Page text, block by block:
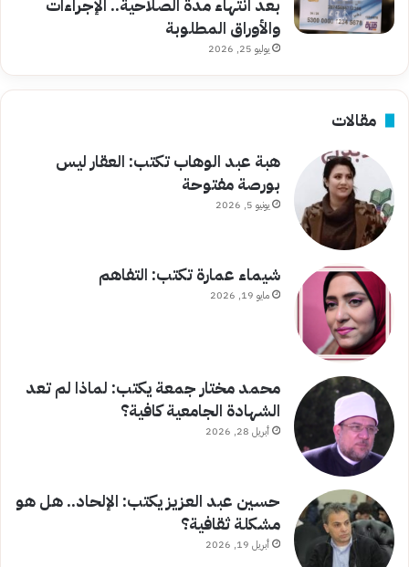
بعد انتهاء مدة الصلاحية.. الإجراءات
والأوراق المطلوبة
يوليو 25, 2026
مقالات
هبة عبد الوهاب تكتب: العقار ليس
بورصة مفتوحة
يونيو 5, 2026
شيماء عمارة تكتب: التفاهم
مايو 19, 2026
محمد مختار جمعة يكتب: لماذا لم تعد
الشهادة الجامعية كافية؟
أبريل 28, 2026
حسين عبد العزيز يكتب: الإلحاد.. هل هو
مشكلة ثقافية؟
أبريل 19, 2026